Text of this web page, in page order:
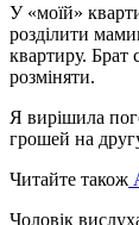
У «моїй»
розділити
квартиру. Брат
розміняти.
Я вирішила
грошей на
Читайте також
Чоловік